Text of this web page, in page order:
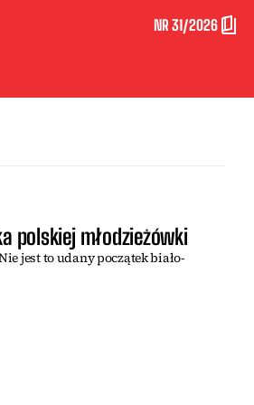
NR 31/2026
polskiej młodzieżówki
jest to udany początek biało-